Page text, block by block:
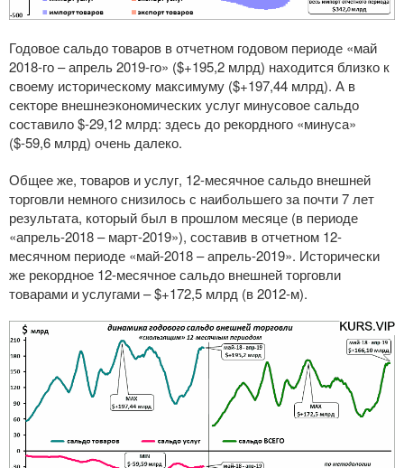
Годовое сальдо товаров в отчетном годовом периоде «май
2018-го – апрель 2019-го» ($+195,2 млрд) находится близко к
своему историческому максимуму ($+197,44 млрд). А в
секторе внешнеэкономических услуг минусовое сальдо
составило $-29,12 млрд: здесь до рекордного «минуса»
($-59,6 млрд) очень далеко.
Общее же, товаров и услуг, 12-месячное сальдо внешней
торговли немного снизилось с наибольшего за почти 7 лет
результата, который был в прошлом месяце (в периоде
«апрель-2018 – март-2019»), составив в отчетном 12-
месячном периоде «май-2018 – апрель-2019». Исторически
же рекордное 12-месячное сальдо внешней торговли
товарами и услугами – $+172,5 млрд (в 2012-м).